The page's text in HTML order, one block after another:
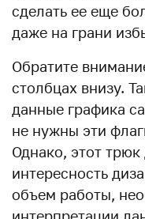
сделать ее еще
даже на грани
Обратите
столбцах внизу.
данные графика
не нужны эти
Однако, этот
интересность
объем работы,